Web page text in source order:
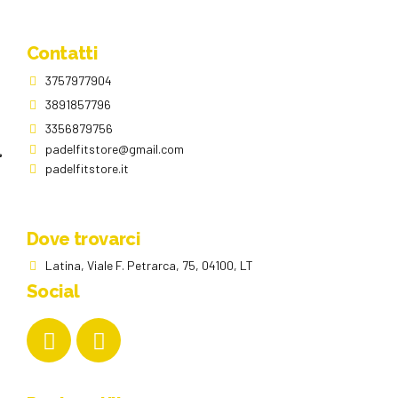
essere
nella
pagina
del
Contatti
3757977904
3891857796
3356879756
padelfitstore@gmail.com
padelfitstore.it
Dove trovarci
Latina, Viale F. Petrarca, 75, 04100, LT
Social